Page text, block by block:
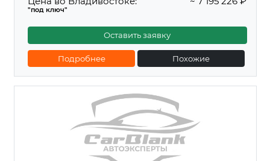
"под ключ"
Оставить заявку
Подробнее Похожие